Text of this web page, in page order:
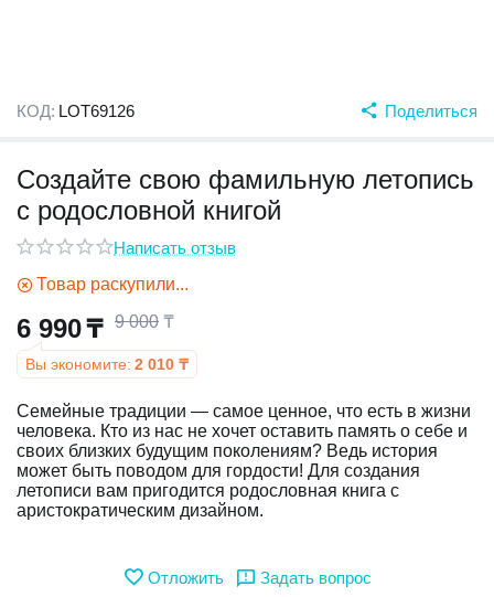
КОД: LOT69126 Поделиться
Создайте свою фамильную летопись
с родословной книгой
Написать отзыв
Товар раскупили...
6 990₸ 9 000 ₸
Вы экономите: 2 010 ₸
Семейные традиции — самое ценное, что есть в жизни
человека. Кто из нас не хочет оставить память о себе и
своих близких будущим поколениям? Ведь история
может быть поводом для гордости! Для создания
летописи вам пригодится родословная книга с
аристократическим дизайном.
Отложить Задать вопрос